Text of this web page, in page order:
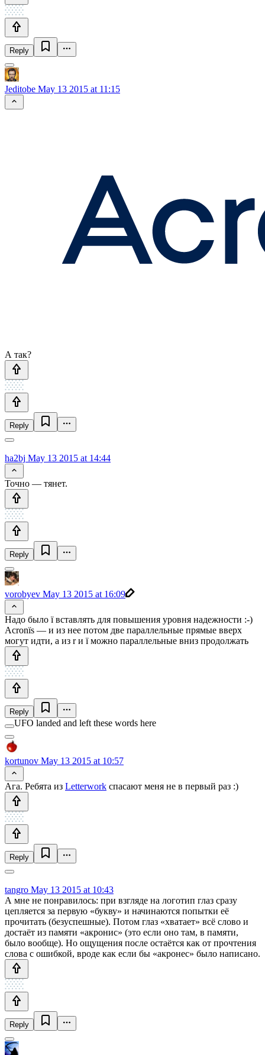
Reply
Jeditobe May 13 2015 at 11:15
А так?
Reply
ha2bj May 13 2015 at 14:44
Точно — тянет.
Reply
vorobyev May 13 2015 at 16:09
Надо было ї вставлять для повышения уровня надежности :-)
Acronїs — и из нее потом две параллельные прямые вверх
могут идти, а из r и ї можно параллельные вниз продолжать
Reply
UFO landed and left these words here
kortunov May 13 2015 at 10:57
Ага. Ребята из Letterwork спасают меня не в первый раз :)
Reply
tangro May 13 2015 at 10:43
А мне не понравилось: при взгляде на логотип глаз сразу
цепляется за первую «букву» и начинаются попытки её
прочитать (безуспешные). Потом глаз «хватает» всё слово и
достаёт из памяти «акронис» (это если оно там, в памяти,
было вообще). Но ощущения после остаётся как от прочтения
слова с ошибкой, вроде как если бы «акронес» было написано.
Reply